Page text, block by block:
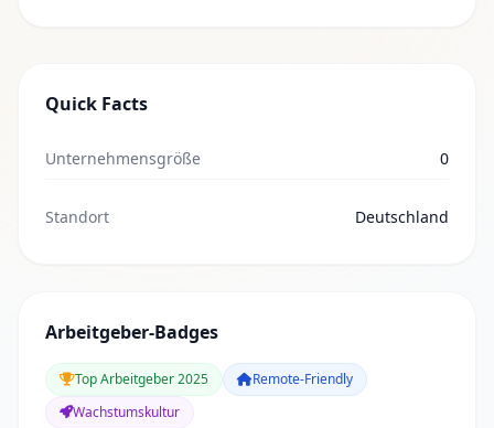
Quick Facts
Unternehmensgröße 0
Standort Deutschland
Arbeitgeber-Badges
Top Arbeitgeber 2025
Remote-Friendly
Wachstumskultur